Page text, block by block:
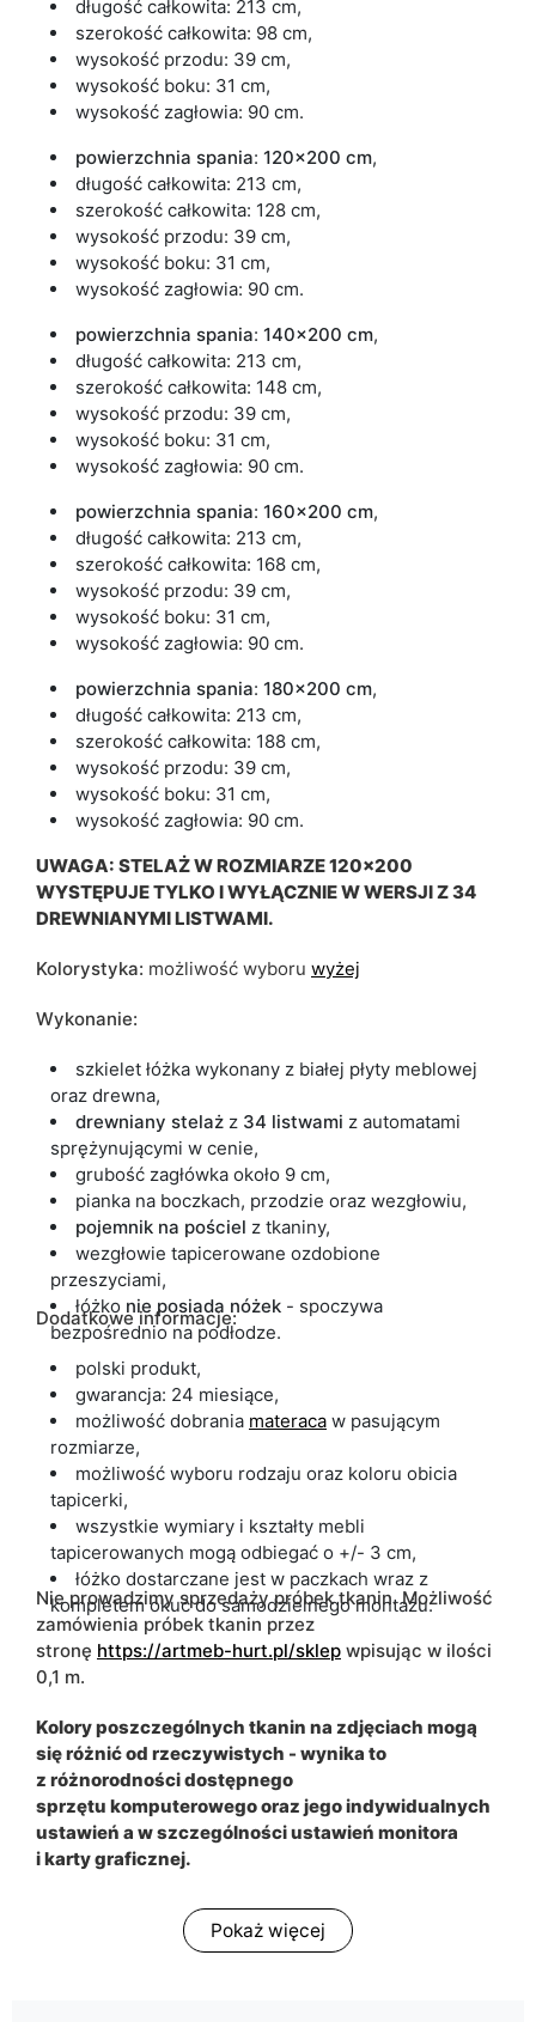
długość całkowita: 213 cm,
szerokość całkowita: 98 cm,
wysokość przodu: 39 cm,
wysokość boku: 31 cm,
wysokość zagłowia: 90 cm.
powierzchnia spania: 120x200 cm,
długość całkowita: 213 cm,
szerokość całkowita: 128 cm,
wysokość przodu: 39 cm,
wysokość boku: 31 cm,
wysokość zagłowia: 90 cm.
powierzchnia spania: 140x200 cm,
długość całkowita: 213 cm,
szerokość całkowita: 148 cm,
wysokość przodu: 39 cm,
wysokość boku: 31 cm,
wysokość zagłowia: 90 cm.
powierzchnia spania: 160x200 cm,
długość całkowita: 213 cm,
szerokość całkowita: 168 cm,
wysokość przodu: 39 cm,
wysokość boku: 31 cm,
wysokość zagłowia: 90 cm.
powierzchnia spania: 180x200 cm,
długość całkowita: 213 cm,
szerokość całkowita: 188 cm,
wysokość przodu: 39 cm,
wysokość boku: 31 cm,
wysokość zagłowia: 90 cm.
UWAGA: STELAŻ W ROZMIARZE 120x200
WYSTĘPUJE TYLKO I WYŁĄCZNIE W WERSJI Z 34
DREWNIANYMI LISTWAMI.
Kolorystyka: możliwość wyboru wyżej
Wykonanie:
szkielet łóżka wykonany z białej płyty meblowej
oraz drewna,
drewniany stelaż z 34 listwami z automatami
sprężynującymi w cenie,
grubość zagłówka około 9 cm,
pianka na boczkach, przodzie oraz wezgłowiu,
pojemnik na pościel z tkaniny,
wezgłowie tapicerowane ozdobione
przeszyciami,
łóżko nie posiada nóżek - spoczywa
bezpośrednio na podłodze.
Dodatkowe informacje:
polski produkt,
gwarancja: 24 miesiące,
możliwość dobrania materaca w pasującym
rozmiarze,
możliwość wyboru rodzaju oraz koloru obicia
tapicerki,
wszystkie wymiary i kształty mebli
tapicerowanych mogą odbiegać o +/- 3 cm,
łóżko dostarczane jest w paczkach wraz z
kompletem okuć do samodzielnego montażu.
Nie prowadzimy sprzedaży próbek tkanin. Możliwość
zamówienia próbek tkanin przez
stronę https://artmeb-hurt.pl/sklep wpisując w ilości
0,1 m.
Kolory poszczególnych tkanin na zdjęciach mogą
się różnić od rzeczywistych - wynika to
z różnorodności dostępnego
sprzętu komputerowego oraz jego indywidualnych
ustawień a w szczególności ustawień monitora
i karty graficznej.
Pokaż więcej